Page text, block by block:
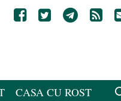
CASA CU ROST